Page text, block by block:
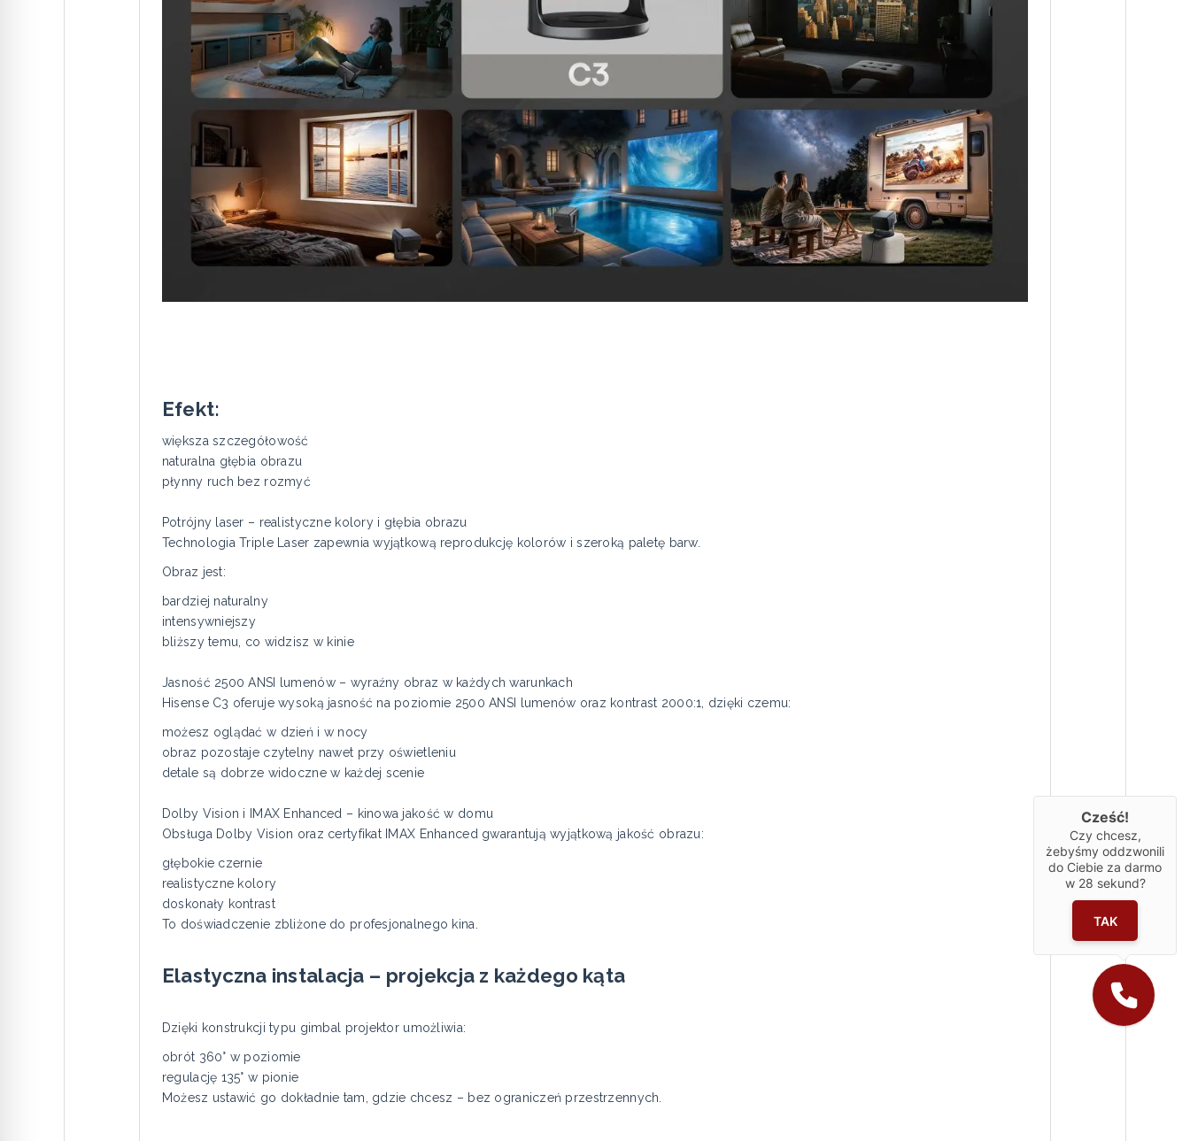
Efekt:
większa szczegółowość
naturalna głębia obrazu
płynny ruch bez rozmyć
Potrójny laser – realistyczne kolory i głębia obrazu
Technologia Triple Laser zapewnia wyjątkową reprodukcję kolorów i szeroką paletę barw.
Obraz jest:
bardziej naturalny
intensywniejszy
bliższy temu, co widzisz w kinie
Jasność 2500 ANSI lumenów – wyraźny obraz w każdych warunkach
Hisense C3 oferuje wysoką jasność na poziomie 2500 ANSI lumenów oraz kontrast 2000:1, dzięki czemu:
możesz oglądać w dzień i w nocy
obraz pozostaje czytelny nawet przy oświetleniu
detale są dobrze widoczne w każdej scenie
Dolby Vision i IMAX Enhanced – kinowa jakość w domu
Obsługa Dolby Vision oraz certyfikat IMAX Enhanced gwarantują wyjątkową jakość obrazu:
głębokie czernie
realistyczne kolory
doskonały kontrast
To doświadczenie zbliżone do profesjonalnego kina.
Elastyczna instalacja – projekcja z każdego kąta
Dzięki konstrukcji typu gimbal projektor umożliwia:
obrót 360° w poziomie
regulację 135° w pionie
Możesz ustawić go dokładnie tam, gdzie chcesz – bez ograniczeń przestrzennych.
Cześć!
Czy chcesz,
żebyśmy oddzwonili
do Ciebie za darmo
w 28 sekund?
TAK